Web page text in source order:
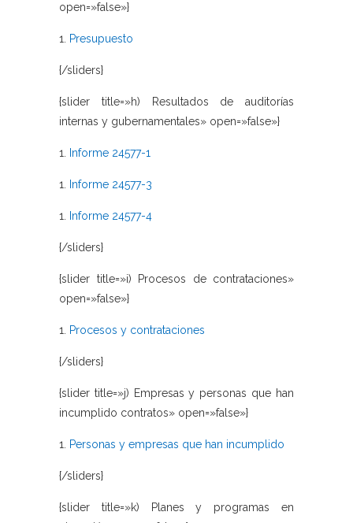
open=»false»}
1. Presupuesto
{/sliders}
{slider title=»h) Resultados de auditorías
internas y gubernamentales» open=»false»}
1. Informe 24577-1
1. Informe 24577-3
1. Informe 24577-4
{/sliders}
{slider title=»i) Procesos de contrataciones»
open=»false»}
1. Procesos y contrataciones
{/sliders}
{slider title=»j) Empresas y personas que han
incumplido contratos» open=»false»}
1. Personas y empresas que han incumplido
{/sliders}
{slider title=»k) Planes y programas en